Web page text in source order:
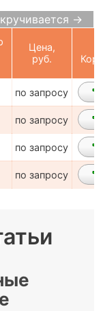
→
Цена,
руб.
по запросу
по запросу
по запросу
по запросу